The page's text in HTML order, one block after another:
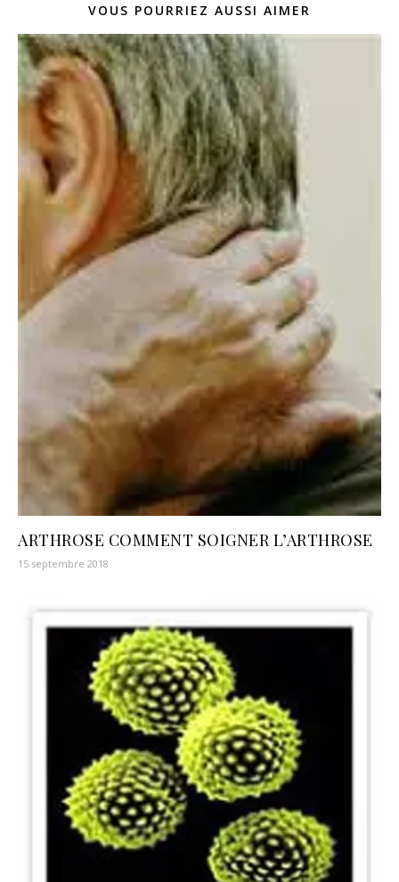
VOUS POURRIEZ AUSSI AIMER
ARTHROSE COMMENT SOIGNER L’ARTHROSE
15 septembre 2018